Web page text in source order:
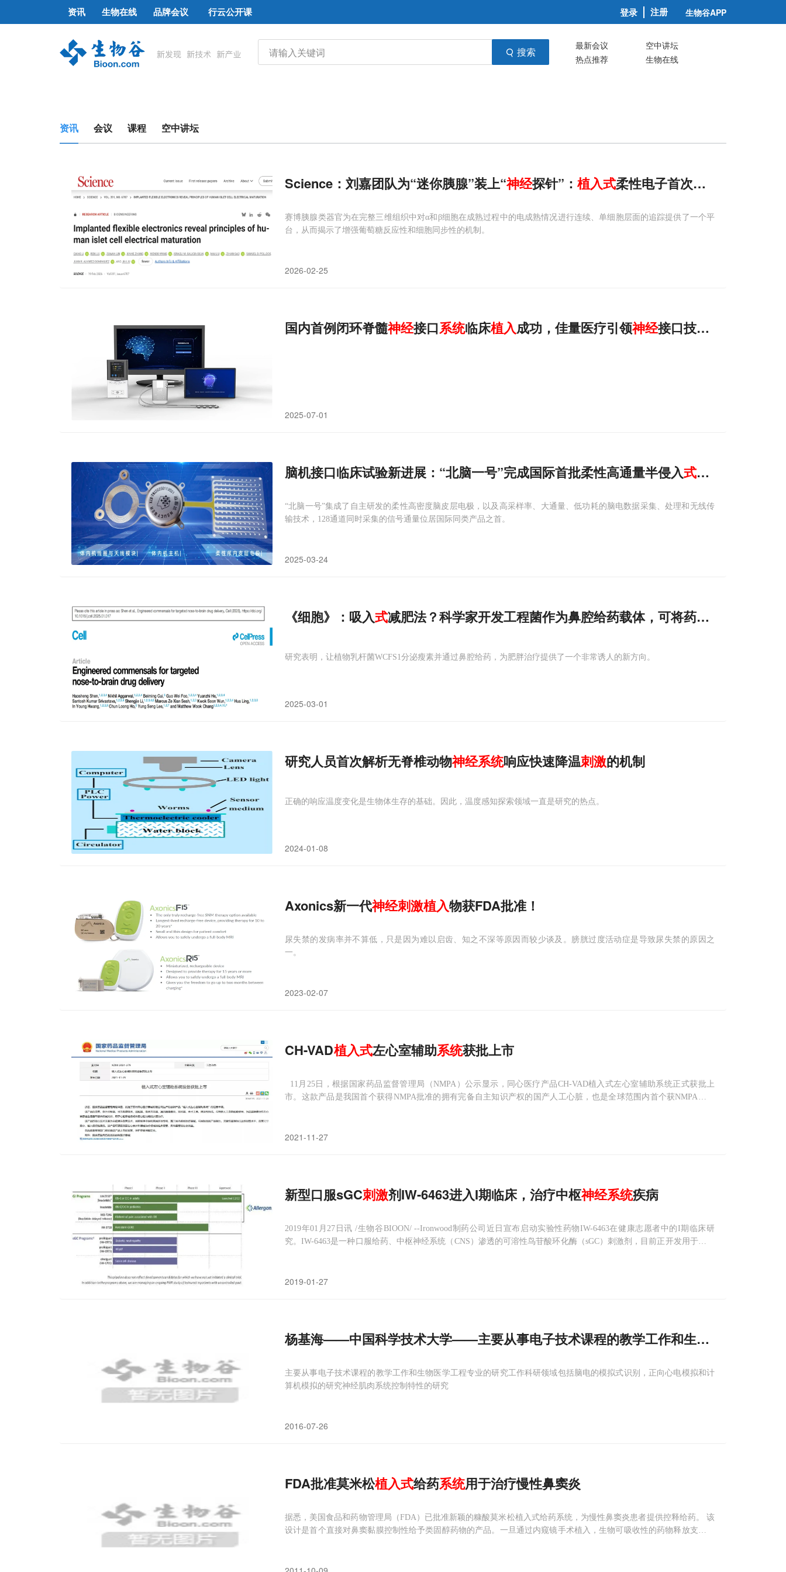
资讯 生物在线 品牌会议 行云公开课 登录 注册 生物谷APP
搜索 最新会议
空中讲坛
热点推荐
生物在线
资讯 会议 课程 空中讲坛
Science：刘嘉团队为“迷你胰腺”装上“神经探针”： 植入式柔性电子首次揭示胰岛细胞
赛博胰腺类器官为在完整三维组织中对α和β细胞在成熟过程中的电成熟情况进行连续、单细胞层面的追踪提供了一个平
台，从而揭示了增强葡萄糖反应性和细胞同步性的机制。
2026-02-25
国内首例闭环脊髓神经接口系统临床植入成功，佳量医疗引领神经接口技术新突破
2025-07-01
脑机接口临床试验新进展：“北脑一号”完成国际首批柔性高通量半侵入式无线全
“北脑一号”集成了自主研发的柔性高密度脑皮层电极，以及高采样率、大通量、低功耗的脑电数据采集、处理和无线传
输技术，128通道同时采集的信号通量位居国际同类产品之首。
2025-03-24
《细胞》：吸入式减肥法？科学家开发工程菌作为鼻腔给药载体，可将药物直送大脑，
研究表明，让植物乳杆菌WCFS1分泌瘦素并通过鼻腔给药，为肥胖治疗提供了一个非常诱人的新方向。
2025-03-01
研究人员首次解析无脊椎动物神经系统响应快速降温刺激的机制
正确的响应温度变化是生物体生存的基础。因此，温度感知探索领域一直是研究的热点。
2024-01-08
Axonics新一代神经刺激植入物获FDA批准！
尿失禁的发病率并不算低，只是因为难以启齿、知之不深等原因而较少谈及。膀胱过度活动症是导致尿失禁的原因之
一。
2023-02-07
CH-VAD植入式左心室辅助系统获批上市
11月25日，根据国家药品监督管理局（NMPA）公示显示，同心医疗产品CH-VAD植入式左心室辅助系统正式获批上
市。这款产品是我国首个获得NMPA批准的拥有完备自主知识产权的国产人工心脏，也是全球范围内首个获NMPA批准
2021-11-27
新型口服sGC刺激剂IW-6463进入I期临床，治疗中枢神经系统疾病
2019年01月27日讯 /生物谷BIOON/ --Ironwood制药公司近日宣布启动实验性药物IW-6463在健康志愿者中的I期临床研
究。IW-6463是一种口服给药、中枢神经系统（CNS）渗透的可溶性鸟苷酸环化酶（sGC）刺激剂，目前正开发用于治疗
2019-01-27
杨基海——中国科学技术大学——主要从事电子技术课程的教学工作和生物医学工程专
主要从事电子技术课程的教学工作和生物医学工程专业的研究工作科研领域包括脑电的模拟式识别，正向心电模拟和计
算机模拟的研究神经肌肉系统控制特性的研究
2016-07-26
FDA批准莫米松植入式给药系统用于治疗慢性鼻窦炎
据悉，美国食品和药物管理局（FDA）已批准新颖的糠酸莫米松植入式给药系统，为慢性鼻窦炎患者提供控释给药。 该
设计是首个直接对鼻窦黏膜控制性给予类固醇药物的产品。一旦通过内窥镜手术植入，生物可吸收性的药物释放支架扩